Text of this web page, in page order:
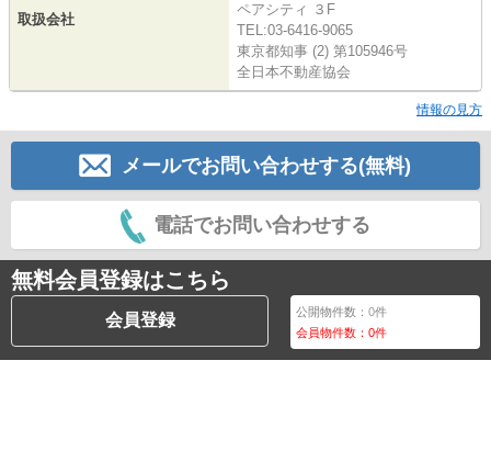
取扱会社
ペアシティ ３F
TEL:03-6416-9065
東京都知事 (2) 第105946号
全日本不動産協会
情報の見方
メールでお問い合わせする(無料)
電話でお問い合わせする
無料会員登録はこちら
会員登録 公開物件数：0件
会員物件数：0件